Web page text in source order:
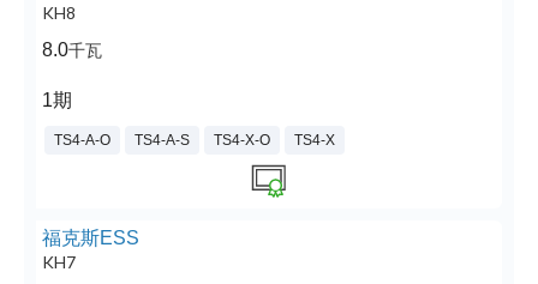
KH8
8.0千瓦
1期
TS4-A-O TS4-A-S TS4-X-O TS4-X
福克斯ESS
KH7